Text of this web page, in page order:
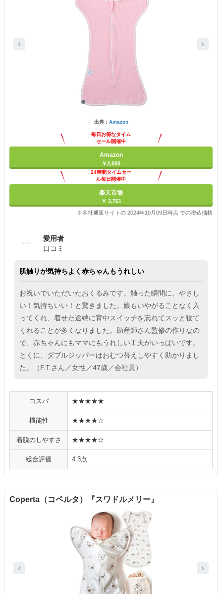
出典： Amazon
毎日お得なタイム
セール開催中
Amazon
￥2,000
24時間タイムセー
ル毎日開催中
楽天市場
￥ 2,761
※各社通販サイトの 2024年10月09日時点 での税込価格
愛用者
口コミ
肌触りが気持ちよく赤ちゃんもうれしい
お祝いでいただいたおくるみです。触った瞬間に、やさし
い！気持ちいい！と驚きました。娘もいやがることなく入
ってくれ、着せた途端に背中スイッチを忘れてスッと寝て
くれることが多くなりました。助産師さん監修の作りなの
で、赤ちゃんにもママにもうれしい工夫がいっぱいです。
とくに、ダブルジッパーはおむつ替えしやすく助かりまし
た。（F.T.さん／女性／47歳／会社員）
コスパ ★★★★★
機能性 ★★★★☆
着脱のしやすさ ★★★★☆
総合評価 4.3点
Coperta（コペルタ）『スワドルメリー』